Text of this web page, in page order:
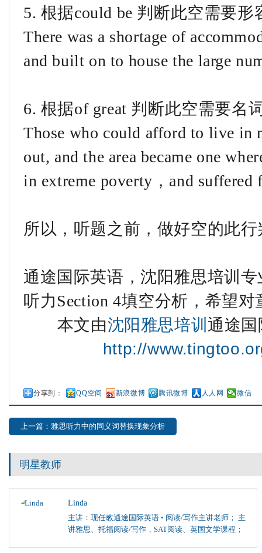
5. 根据could be 判断此空需要
There was a shortage of
and built on to house the large
6. 根据of great 判断此空需要名
Those who could afford to live in
out, and the area became one
in extreme poverty，and
所以，听题之前，做好空的此
通途国际英语，沈阳雅思培训
听力Section 4填空分析，希望
本文由沈阳雅思培训 通途
http://
分享到： QQ空间 新浪微博 腾讯微博 人人网 微信
上一篇：雅思听力中的同义词替换现象分析
明星教师
Linda
主讲：现任教通途国际英语 • 阅读/写作主讲老师； 主
讲雅思、托福阅读/写作，SAT阅读、英国文学课程；